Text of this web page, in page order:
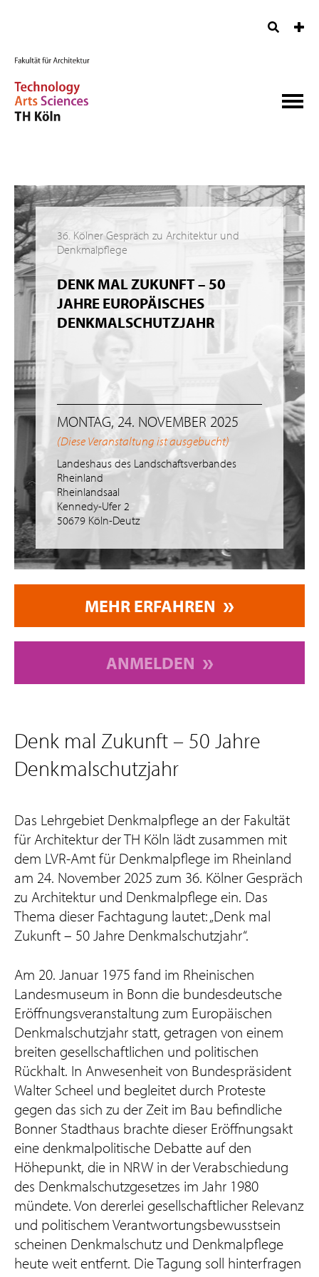
36. Kölner Gespräch zu Architektur und
Denkmalpflege
DENK MAL ZUKUNFT – 50
JAHRE EUROPÄISCHES
DENKMALSCHUTZJAHR
MONTAG, 24. NOVEMBER 2025
(Diese Veranstaltung ist ausgebucht)
Landeshaus des Landschaftsverbandes
Rheinland
Rheinlandsaal
Kennedy-Ufer 2
50679 Köln-Deutz
MEHR ERFAHREN
ANMELDEN
Denk mal Zukunft – 50 Jahre
Denkmalschutzjahr
Das Lehrgebiet Denkmalpflege an der Fakultät
für Architektur der TH Köln lädt zusammen mit
dem LVR-Amt für Denkmalpflege im Rheinland
am 24. November 2025 zum 36. Kölner Gespräch
zu Architektur und Denkmalpflege ein. Das
Thema dieser Fachtagung lautet: „Denk mal
Zukunft – 50 Jahre Denkmalschutzjahr“.
Am 20. Januar 1975 fand im Rheinischen
Landesmuseum in Bonn die bundesdeutsche
Eröffnungsveranstaltung zum Europäischen
Denkmalschutzjahr statt, getragen von einem
breiten gesellschaftlichen und politischen
Rückhalt. In Anwesenheit von Bundespräsident
Walter Scheel und begleitet durch Proteste
gegen das sich zu der Zeit im Bau befindliche
Bonner Stadthaus brachte dieser Eröffnungsakt
eine denkmalpolitische Debatte auf den
Höhepunkt, die in NRW in der Verabschiedung
des Denkmalschutzgesetzes im Jahr 1980
mündete. Von dererlei gesellschaftlicher Relevanz
und politischem Verantwortungsbewusstsein
scheinen Denkmalschutz und Denkmalpflege
heute weit entfernt. Die Tagung soll hinterfragen